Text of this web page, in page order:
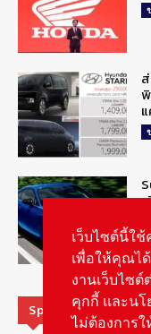
Special Picks
เว็บไซต์นี้ใ
เพื่อให้คุณไ
งานเว็บไซ
คุกกี้ และนโ
ไม่ต้องการ